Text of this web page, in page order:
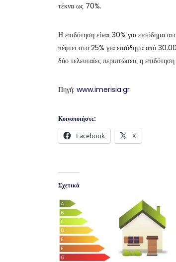
τέκνα ως 70%.
Η επιδότηση είναι 30% για
πέφτει στο 25% για εισόδημα από
δύο τελευταίες περιπτώσεις η
Πηγή: www.imerisia.gr
Κοινοποιήστε:
Facebook X
Σχετικά